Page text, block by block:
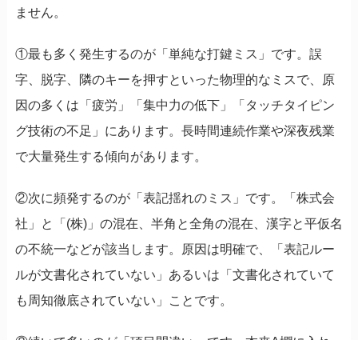
ません。
①最も多く発生するのが「単純な打鍵ミス」です。誤
字、脱字、隣のキーを押すといった物理的なミスで、原
因の多くは「疲労」「集中力の低下」「タッチタイピン
グ技術の不足」にあります。長時間連続作業や深夜残業
で大量発生する傾向があります。
②次に頻発するのが「表記揺れのミス」です。「株式会
社」と「(株)」の混在、半角と全角の混在、漢字と平仮名
の不統一などが該当します。原因は明確で、「表記ルー
ルが文書化されていない」あるいは「文書化されていて
も周知徹底されていない」ことです。